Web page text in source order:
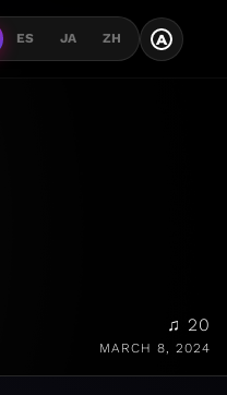
ES JA ZH A
♫ 20
MARCH 8, 2024